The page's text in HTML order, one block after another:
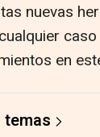
nuevas
en